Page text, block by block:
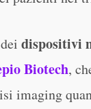
dispositivi
Biotech,
imaging